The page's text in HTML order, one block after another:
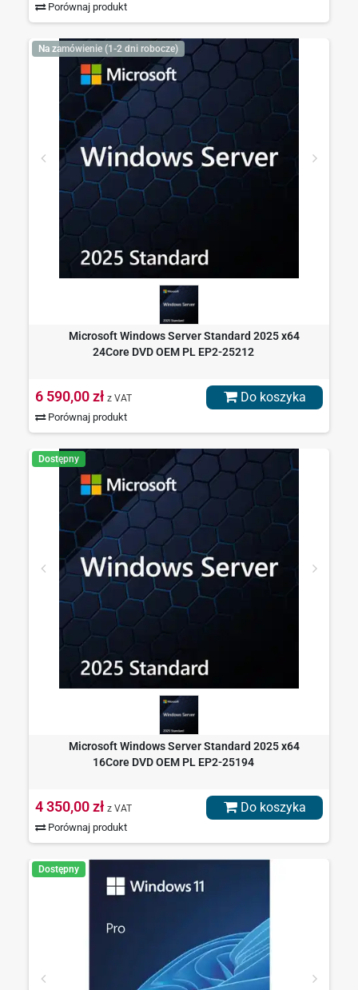
Porównaj produkt
Na zamówienie (1-2 dni robocze)
Microsoft Windows Server Standard 2025 x64
24Core DVD OEM PL EP2-25212
6 590,00 zł z VAT
Porównaj produkt
Do koszyka
Dostępny
Microsoft Windows Server Standard 2025 x64
16Core DVD OEM PL EP2-25194
4 350,00 zł z VAT
Porównaj produkt
Do koszyka
Dostępny